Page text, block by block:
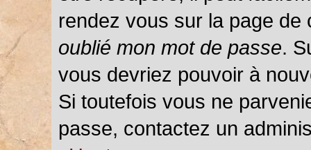
rendez vous sur la page
oublié mon mot de passe.
vous devriez pouvoir à
Si toutefois vous ne
passe, contactez un